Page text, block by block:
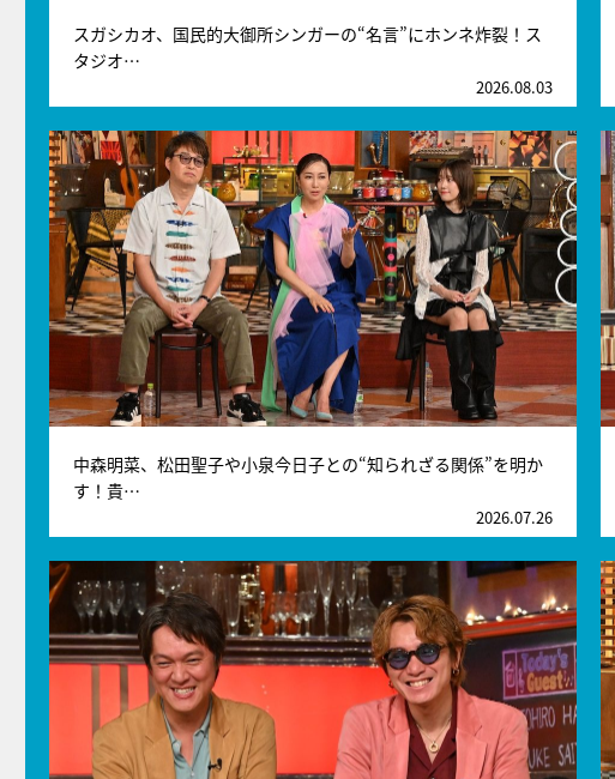
スガシカオ、国民的大御所シンガーの“名言”にホンネ炸裂！ス
タジオ…
2026.08.03
中森明菜、松田聖子や小泉今日子との“知られざる関係”を明か
す！貴…
2026.07.26